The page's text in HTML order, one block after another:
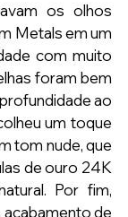
os olhos
Metals em um
com muito
foram bem
ao
um toque
tom nude, que
de ouro 24K
Por fim,
de